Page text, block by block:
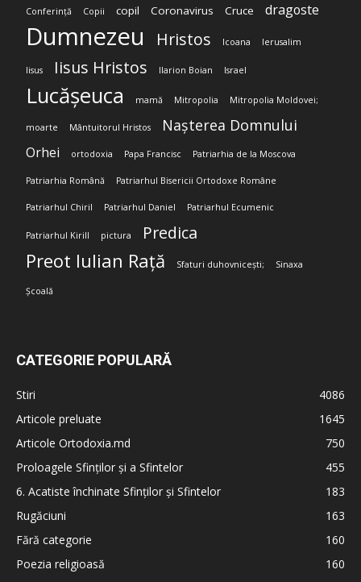
Conferință Copii copil Coronavirus Cruce dragoste
Dumnezeu Hristos Icoana Ierusalim
Iisus Iisus Hristos Ilarion Boian Israel
Lucășeuca mamă Mitropolia Mitropolia Moldovei;
moarte Mântuitorul Hristos Nașterea Domnului
Orhei ortodoxia Papa Francisc Patriarhia de la Moscova
Patriarhia Română Patriarhul Bisericii Ortodoxe Române
Patriarhul Chiril Patriarhul Daniel Patriarhul Ecumenic
Patriarhul Kirill pictura Predica
Preot Iulian Rață Sfaturi duhovnicești; Sinaxa
Școală
CATEGORIE POPULARĂ
Stiri
4086
Articole preluate
1645
Articole Ortodoxia.md
750
Proloagele Sfinților și a Sfintelor
455
6. Acatiste închinate Sfinților și Sfintelor
183
Rugăciuni
163
Fără categorie
160
Poezia religioasă
160